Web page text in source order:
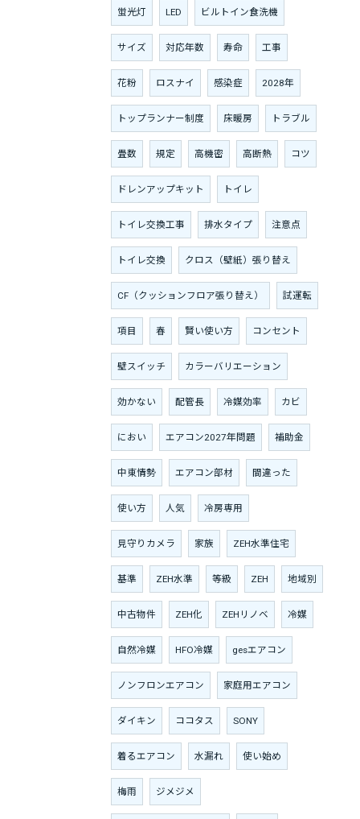
蛍光灯 LED ビルトイン食洗機
サイズ 対応年数 寿命 工事
花粉 ロスナイ 感染症 2028年
トップランナー制度 床暖房 トラブル
畳数 規定 高機密 高断熱 コツ
ドレンアップキット トイレ
トイレ交換工事 排水タイプ 注意点
トイレ交換 クロス（壁紙）張り替え
CF（クッションフロア張り替え） 試運転
項目 春 賢い使い方 コンセント
壁スイッチ カラーバリエーション
効かない 配管長 冷媒効率 カビ
におい エアコン2027年問題 補助金
中東情勢 エアコン部材 間違った
使い方 人気 冷房専用
見守りカメラ 家族 ZEH水準住宅
基準 ZEH水準 等級 ZEH 地域別
中古物件 ZEH化 ZEHリノベ 冷媒
自然冷媒 HFO冷媒 gesエアコン
ノンフロンエアコン 家庭用エアコン
ダイキン ココタス SONY
着るエアコン 水漏れ 使い始め
梅雨 ジメジメ